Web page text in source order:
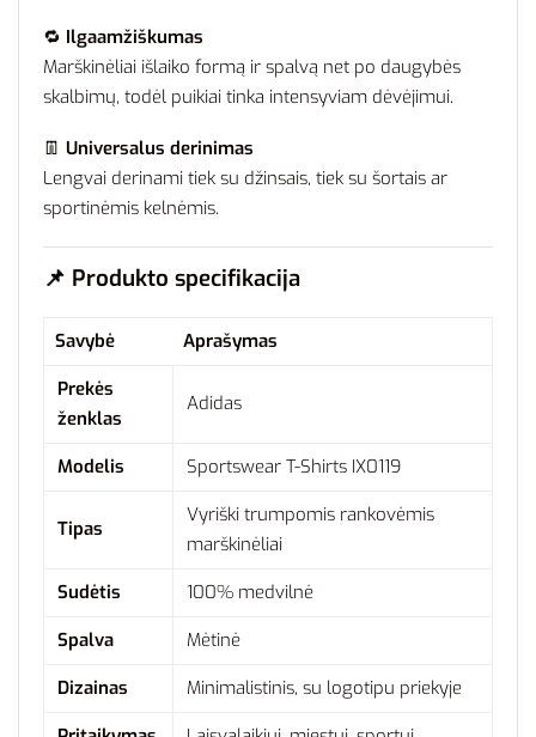
🔁 Ilgaamžiškumas
Marškinėliai išlaiko formą ir spalvą net po daugybės
skalbimų, todėl puikiai tinka intensyviam dėvėjimui.
👖 Universalus derinimas
Lengvai derinami tiek su džinsais, tiek su šortais ar
sportinėmis kelnėmis.
📌 Produkto specifikacija
Savybė
Aprašymas
Prekės
ženklas
Adidas
Modelis Sportswear T-Shirts IX0119
Tipas
Vyriški trumpomis rankovėmis
marškinėliai
Sudėtis
100% medvilnė
Spalva
Mėtinė
Dizainas
Minimalistinis, su logotipu priekyje